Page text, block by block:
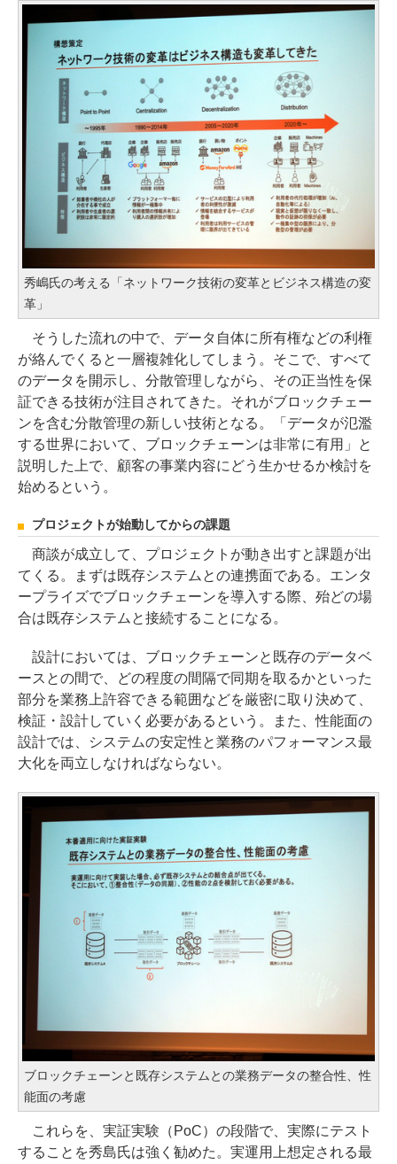
秀嶋氏の考える「ネットワーク技術の変革とビジネス構造の変
革」
そうした流れの中で、データ自体に所有権などの利権
が絡んでくると一層複雑化してしまう。そこで、すべて
のデータを開示し、分散管理しながら、その正当性を保
証できる技術が注目されてきた。それがブロックチェー
ンを含む分散管理の新しい技術となる。「データが氾濫
する世界において、ブロックチェーンは非常に有用」と
説明した上で、顧客の事業内容にどう生かせるか検討を
始めるという。
プロジェクトが始動してからの課題
商談が成立して、プロジェクトが動き出すと課題が出
てくる。まずは既存システムとの連携面である。エンタ
ープライズでブロックチェーンを導入する際、殆どの場
合は既存システムと接続することになる。
設計においては、ブロックチェーンと既存のデータベ
ースとの間で、どの程度の間隔で同期を取るかといった
部分を業務上許容できる範囲などを厳密に取り決めて、
検証・設計していく必要があるという。また、性能面の
設計では、システムの安定性と業務のパフォーマンス最
大化を両立しなければならない。
ブロックチェーンと既存システムとの業務データの整合性、性
能面の考慮
これらを、実証実験（PoC）の段階で、実際にテスト
することを秀島氏は強く勧めた。実運用上想定される最